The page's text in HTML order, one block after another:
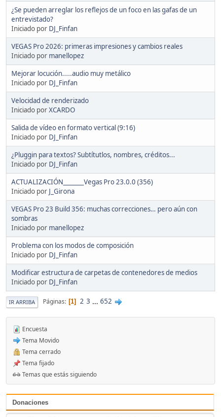
Donaciones
¿Se pueden arreglar los reflejos de un foco en las gafas de un
entrevistado?
Iniciado por DJ_Finfan
VEGAS Pro 2026: primeras impresiones y cambios reales
Iniciado por manellopez
Mejorar locución.....audio muy metálico
Iniciado por DJ_Finfan
Velocidad de renderizado
Iniciado porXCARDO
Salida de vídeo en formato vertical (9:16)
Iniciado por DJ_Finfan
¿Pluggin para textos? Subtítutlos, nombres, créditos...
Iniciado por DJ_Finfan
ACTUALIZACIÓN_______Vegas Pro 23.0.0 (356)
Iniciado por J_Girona
VEGAS Pro 23 Build 356: muchas correcciones… pero aún con
sombras
Iniciado por manellopez
Problema con los modos de composición
Iniciado por DJ_Finfan
Modificar estructura de carpetas de contenedores de medios
Iniciado por DJ_Finfan
IR ARRIBA Páginas 1 2 3 ... 652
Encuesta
Tema Movido
Tema cerrado
Tema fijado
Temas que estás siguiendo